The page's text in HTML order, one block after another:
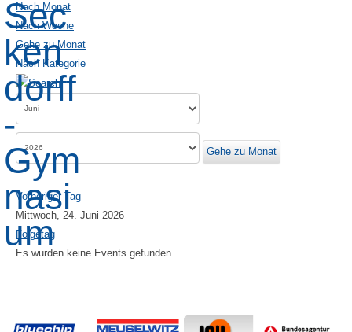
Nach Monat
Nach Woche
Gehe zu Monat
Nach Kategorie
Gehe zu Monat
Vorheriger Tag
Mittwoch, 24. Juni 2026
Folgetag
Es wurden keine Events gefunden